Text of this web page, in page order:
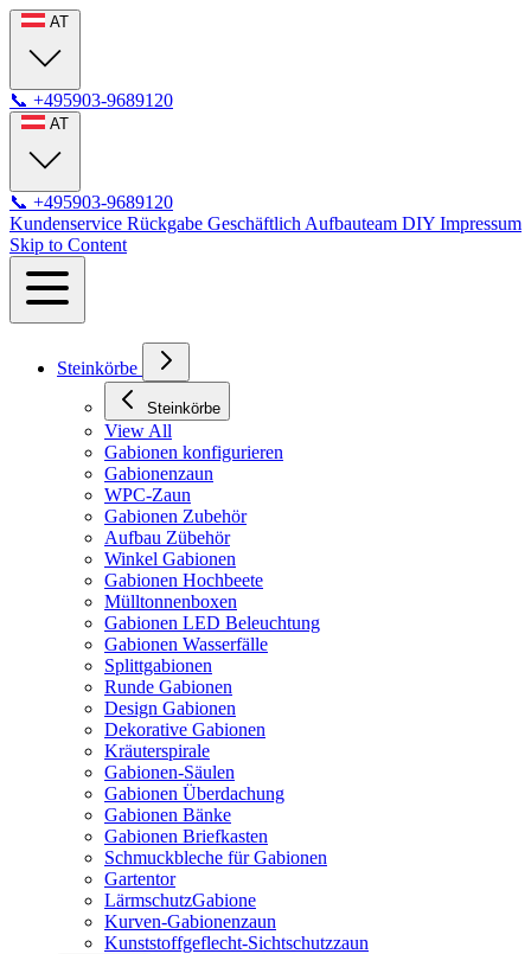
AT
📞 +495903-9689120
AT
📞 +495903-9689120
Kundenservice Rückgabe Geschäftlich Aufbauteam DIY Impressum
Skip to Content
Steinkörbe
Steinkörbe
View All
Gabionen konfigurieren
Gabionenzaun
WPC-Zaun
Gabionen Zubehör
Aufbau Zübehör
Winkel Gabionen
Gabionen Hochbeete
Mülltonnenboxen
Gabionen LED Beleuchtung
Gabionen Wasserfälle
Splittgabionen
Runde Gabionen
Design Gabionen
Dekorative Gabionen
Kräuterspirale
Gabionen-Säulen
Gabionen Überdachung
Gabionen Bänke
Gabionen Briefkasten
Schmuckbleche für Gabionen
Gartentor
LärmschutzGabione
Kurven-Gabionenzaun
Kunststoffgeflecht-Sichtschutzzaun